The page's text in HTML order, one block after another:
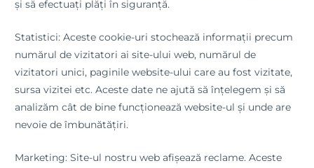
și să efectuați plăți în siguranță.
Statistici: Aceste cookie-uri stochează informații precum
numărul de vizitatori ai site-ului web, numărul de
vizitatori unici, paginile website-ului care au fost vizitate,
sursa vizitei etc. Aceste date ne ajută să înțelegem și să
analizăm cât de bine funcționează website-ul și unde are
nevoie de îmbunătățiri.
Marketing: Site-ul nostru web afișează reclame. Aceste